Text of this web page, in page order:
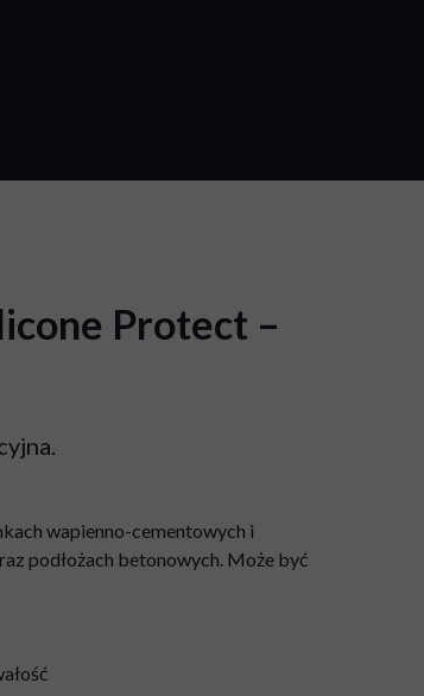
wapienno-cementowych i
podłożach betonowych. Może być
Protect –